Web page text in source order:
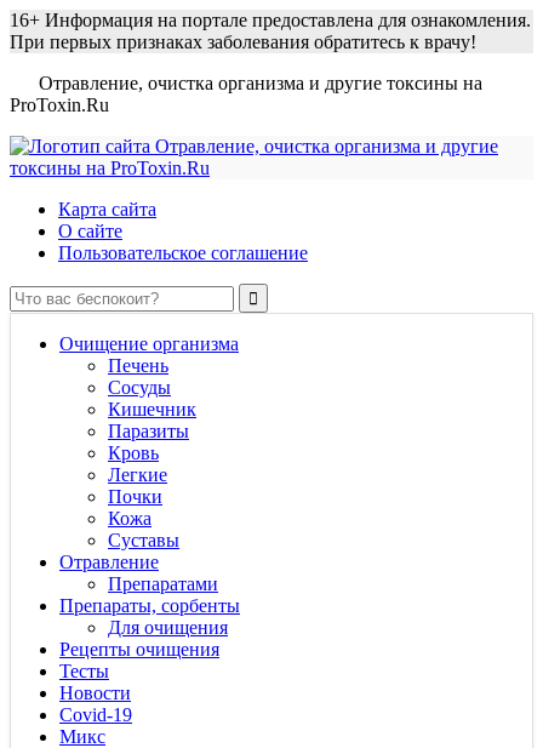
16+ Информация на портале предоставлена для ознакомления.
При первых признаках заболевания обратитесь к врачу!
Отравление, очистка организма и другие токсины на
ProToxin.Ru
Карта сайта
О сайте
Пользовательское соглашение
Очищение организма
Печень
Сосуды
Кишечник
Паразиты
Кровь
Легкие
Почки
Кожа
Суставы
Отравление
Препаратами
Препараты, сорбенты
Для очищения
Рецепты очищения
Тесты
Новости
Covid-19
Микс